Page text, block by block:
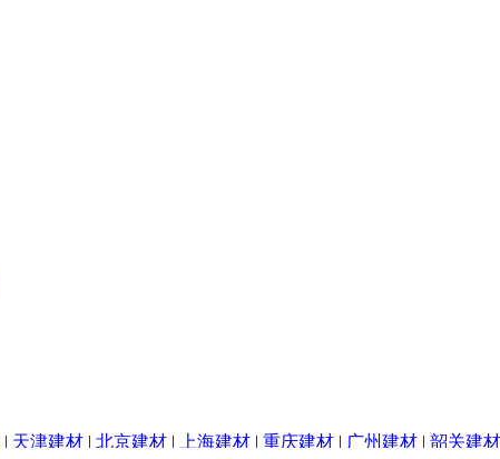
| 天津建材 | 北京建材 | 上海建材 | 重庆建材 | 广州建材 | 韶关建材